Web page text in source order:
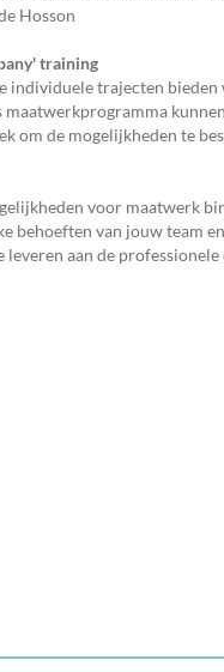
Hosson
training
individuele trajecten
maatwerkprogramma
om de mogelijkheden te
voor maatwerk
behoeften van jouw team
aan de